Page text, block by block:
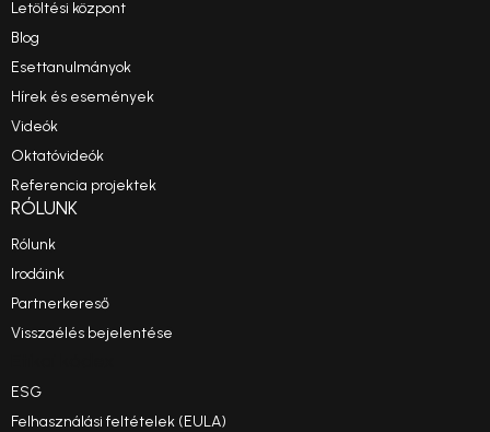
Letöltési központ
Blog
Esettanulmányok
Hírek és események
Videók
Oktatóvideók
Referencia projektek
RÓLUNK
Rólunk
Irodáink
Partnerkereső
Visszaélés bejelentése
ESG
Felhasználási feltételek (EULA)